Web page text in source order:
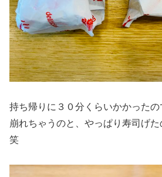
持ち帰りに３０分くらいかかった
崩れちゃうのと、やっぱり寿司げ
笑